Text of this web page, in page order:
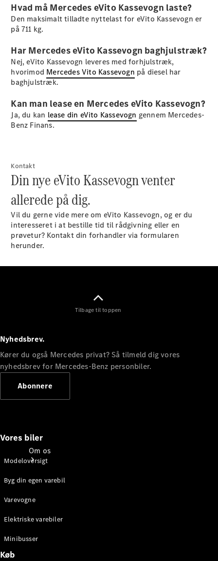
Mobilitetstjenester
Digitale
tjenester
Mercedes-
Benz
kvalitet
Book
service
online
Find
værksted
Hjul og dæk
Bortskaffelsesordning
Service og
eftersyn
Om os
Karriere
Hvad må Mercedes eVito Kassevogn laste?
Den maksimalt tilladte nyttelast for eVito Kassevogn er
på 711 kg.
Har Mercedes eVito Kassevogn baghjulstræk?
Nej, eVito Kassevogn leveres med forhjulstræk,
hvorimod Mercedes Vito Kassevogn på diesel har
baghjulstræk.
Kan man lease en Mercedes eVito Kassevogn?
Ja, du kan lease din eVito Kassevogn gennem Mercedes-
Benz Finans.
Kontakt
Din nye eVito Kassevogn venter
allerede på dig.
Vil du gerne vide mere om eVito Kassevogn, og er du
interesseret i at bestille tid til rådgivning eller en
prøvetur? Kontakt din forhandler via formularen
herunder.
Tilbage til toppen
Nyhedsbrev.
Kører du også Mercedes privat? Så tilmeld dig vores
nyhedsbrev for Mercedes-Benz personbiler.
Abonnere
Vores biler
Modeloversigt
Byg din egen varebil
Varevogne
Elektriske varebiler
Minibusser
Køb